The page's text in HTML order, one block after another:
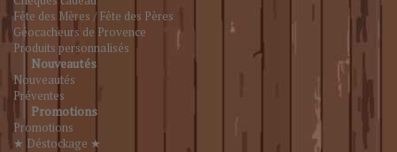
Fête des Mères / Fête des Pères
Géocacheurs de Provence
Produits personnalisés
Nouveautés
Nouveautés
Préventes
Promotions
Promotions
★ Déstockage ★